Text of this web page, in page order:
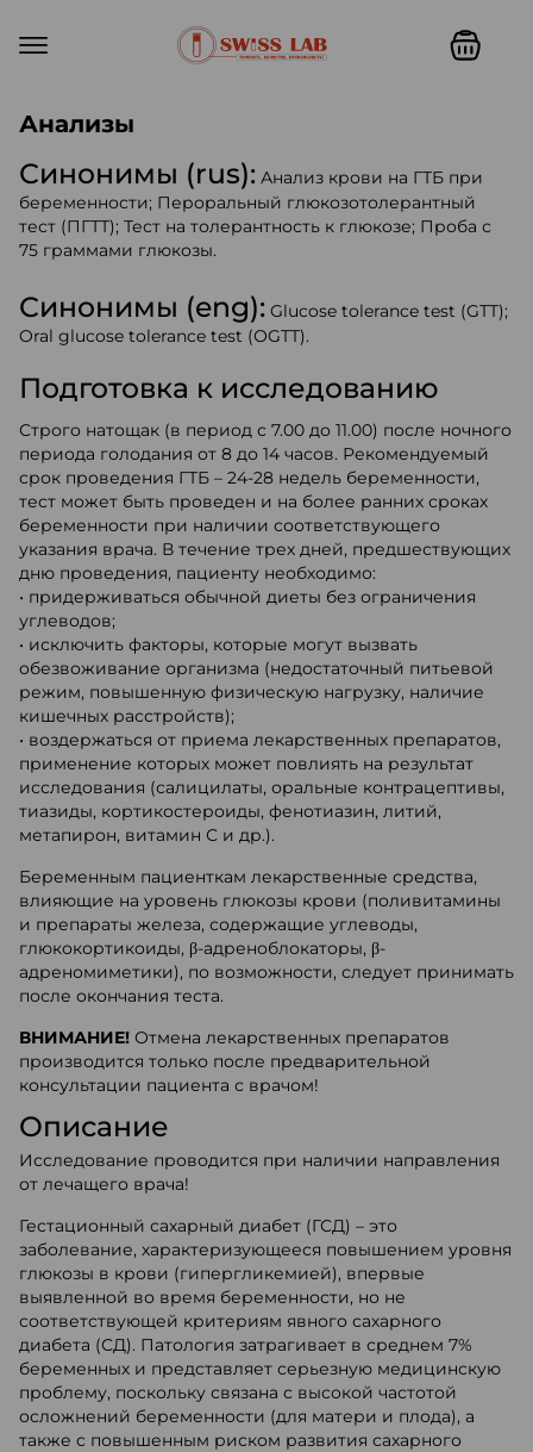
Анализы
Синонимы (rus): Анализ крови на ГТБ при
беременности; Пероральный глюкозотолерантный
тест (ПГТТ); Тест на толерантность к глюкозе; Проба с
75 граммами глюкозы.
Синонимы (eng): Glucose tolerance test (GTT);
Oral glucose tolerance test (ОGTT).
Подготовка к исследованию
Строго натощак (в период с 7.00 до 11.00) после ночного
периода голодания от 8 до 14 часов. Рекомендуемый
срок проведения ГТБ – 24-28 недель беременности,
тест может быть проведен и на более ранних сроках
беременности при наличии соответствующего
указания врача. В течение трех дней, предшествующих
дню проведения, пациенту необходимо:
• придерживаться обычной диеты без ограничения
углеводов;
• исключить факторы, которые могут вызвать
обезвоживание организма (недостаточный питьевой
режим, повышенную физическую нагрузку, наличие
кишечных расстройств);
• воздержаться от приема лекарственных препаратов,
применение которых может повлиять на результат
исследования (салицилаты, оральные контрацептивы,
тиазиды, кортикостероиды, фенотиазин, литий,
метапирон, витамин С и др.).
Беременным пациенткам лекарственные средства,
влияющие на уровень глюкозы крови (поливитамины
и препараты железа, содержащие углеводы,
глюкокортикоиды, β-адреноблокаторы, β-
адреномиметики), по возможности, следует принимать
после окончания теста.
ВНИМАНИЕ! Отмена лекарственных препаратов
производится только после предварительной
консультации пациента с врачом!
Описание
Исследование проводится при наличии направления
от лечащего врача!
Гестационный сахарный диабет (ГСД) – это
заболевание, характеризующееся повышением уровня
глюкозы в крови (гипергликемией), впервые
выявленной во время беременности, но не
соответствующей критериям явного сахарного
диабета (СД). Патология затрагивает в среднем 7%
беременных и представляет серьезную медицинскую
проблему, поскольку связана с высокой частотой
осложнений беременности (для матери и плода), а
также с повышенным риском развития сахарного